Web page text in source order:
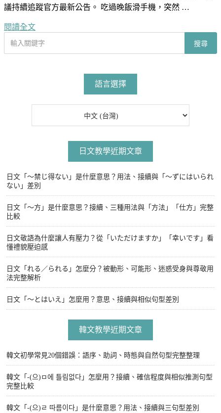
議持續追蹤官方最新公告。 吃過晚飯滑手機，突然 …
閱讀全文
搜尋
語言選擇
日文教學近期文章
日文「〜禁じ得ない」是什麼意思？用法、接續與「〜ずにはいられ
ない」差別
日文「〜方」是什麼意思？接續、三種用法與「方法」「仕方」完整
比較
日文敬語為什麼讓人有壓力？從「いただけますか」「幸いです」看
懂禮貌壓迫感
日文「れる／られる」怎麼分？被動形、可能形、迷惑受身與尊敬用
法完整解析
日文「〜とはいえ」怎麼用？意思、接續與相似句型差別
韓文教學近期文章
韓文初學常見20個錯誤：語序、助詞、時態與自然句型完整整理
韓文「-(으)ㅁ에 틀림없다」怎麼用？接續、確信程度與相似推測句型
完整比較
韓文「-(으)ㄹ 따름이다」是什麼意思？用法、接續與三句型差別